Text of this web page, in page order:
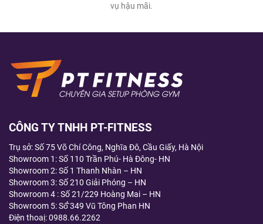
vụ hậu mãi.
CÔNG TY TNHH PT-FITNESS
Trụ sở: Số 75 Võ Chí Công, Nghĩa Đô, Cầu Giấy, Hà Nội
Showroom 1: Số 110 Trần Phú- Hà Đông- HN
Showroom 2: Số 1 Thanh Nhàn – HN
Showroom 3: Số 210 Giải Phóng – HN
Showroom 4 : Số 21/229 Hoàng Mai – HN
Showroom 5: Số̂́ 349 Vũ Tông Phan HN
Điện thoaị:0988.66.2262